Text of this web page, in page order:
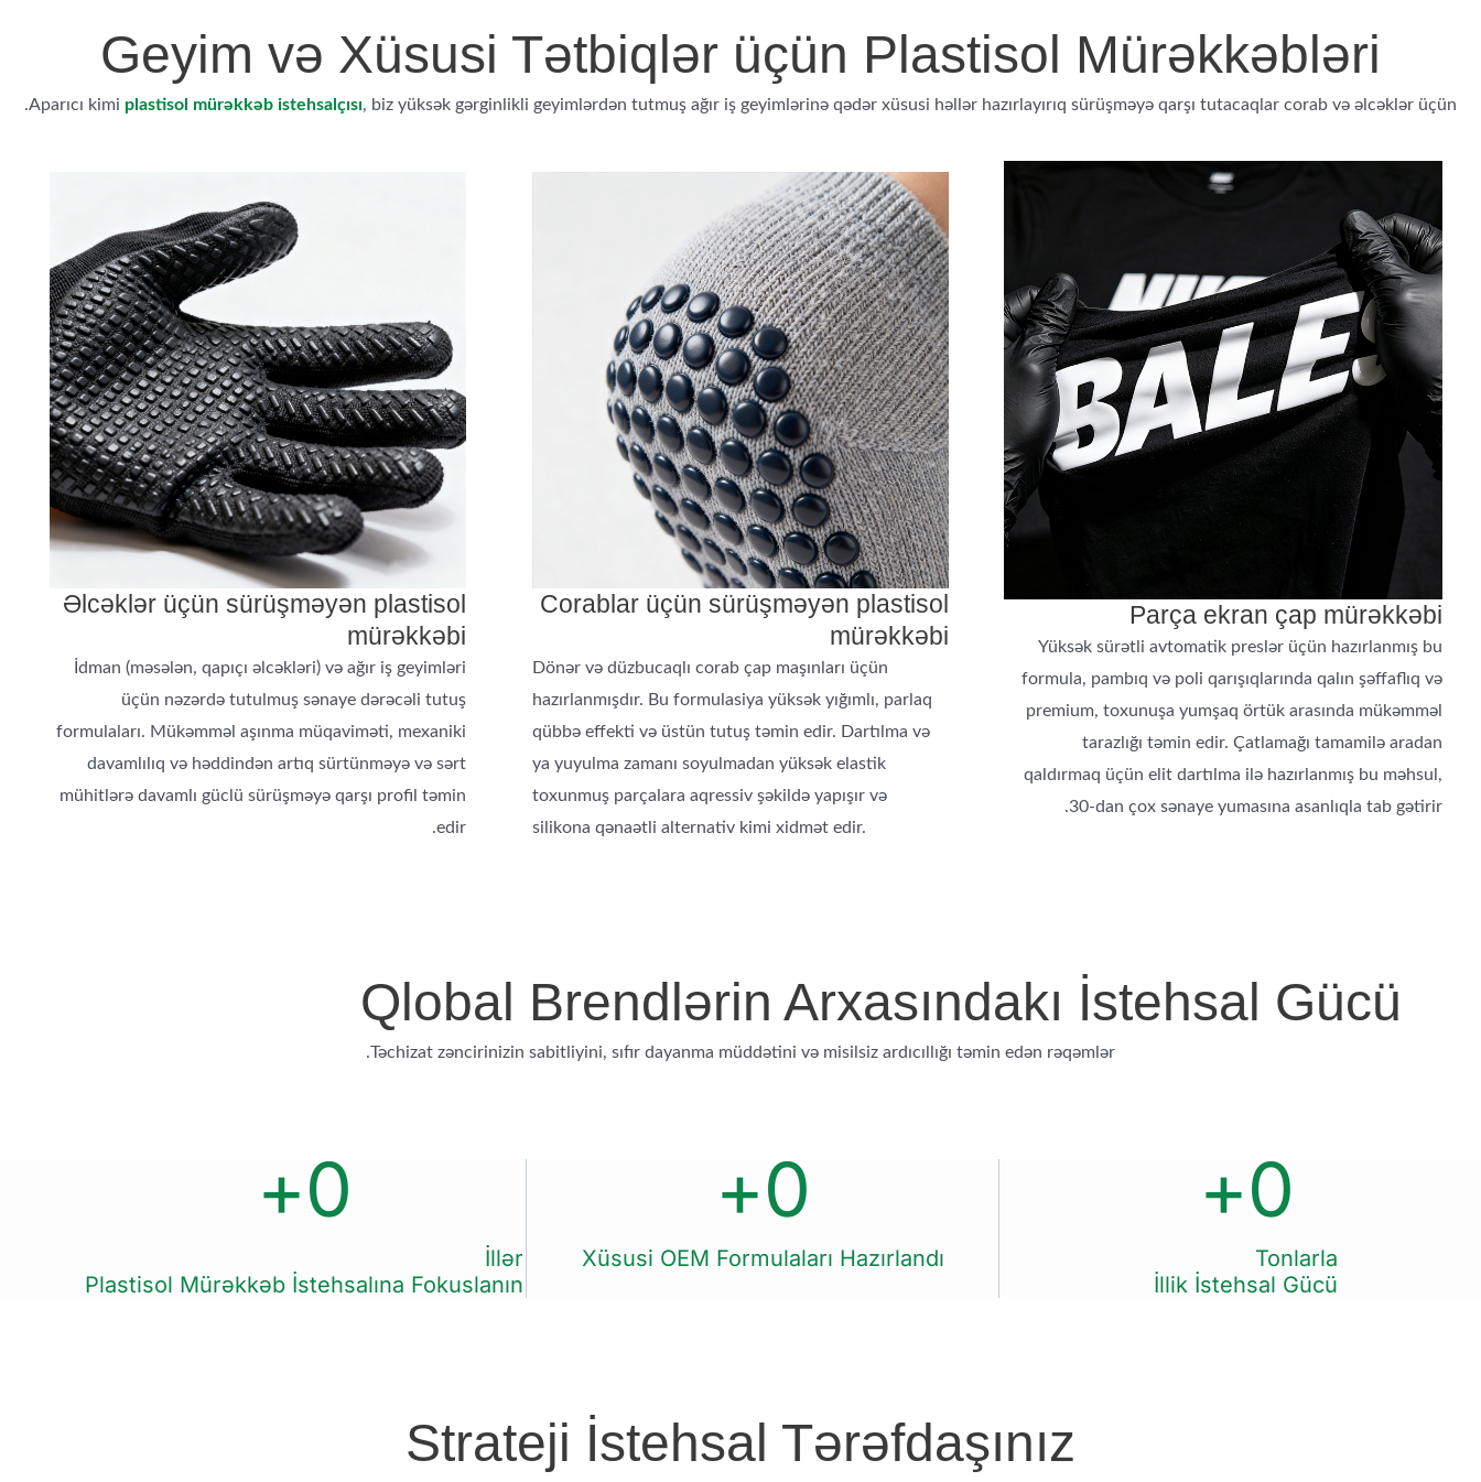
Geyim və Xüsusi Tətbiqlər üçün Plastisol Mürəkkəbləri
Aparıcı kimi plastisol mürəkkəb istehsalçısı, biz yüksək gərginlikli geyimlərdən tutmuş ağır iş geyimlərinə qədər xüsusi həllər hazırlayırıq sürüşməyə qarşı tutacaqlar corab və əlcəklər üçün.
Parça ekran çap mürəkkəbi
Yüksək sürətli avtomatik preslər üçün hazırlanmış bu
formula, pambıq və poli qarışıqlarında qalın şəffaflıq və
premium, toxunuşa yumşaq örtük arasında mükəmməl
tarazlığı təmin edir. Çatlamağı tamamilə aradan
qaldırmaq üçün elit dartılma ilə hazırlanmış bu məhsul,
30-dan çox sənaye yumasına asanlıqla tab gətirir.
Corablar üçün sürüşməyən plastisol
mürəkkəbi
Dönər və düzbucaqlı corab çap maşınları üçün
hazırlanmışdır. Bu formulasiya yüksək yığımlı, parlaq
qübbə effekti və üstün tutuş təmin edir. Dartılma və
ya yuyulma zamanı soyulmadan yüksək elastik
toxunmuş parçalara aqressiv şəkildə yapışır və
silikona qənaətli alternativ kimi xidmət edir.
Əlcəklər üçün sürüşməyən plastisol
mürəkkəbi
İdman (məsələn, qapıçı əlcəkləri) və ağır iş geyimləri
üçün nəzərdə tutulmuş sənaye dərəcəli tutuş
formulaları. Mükəmməl aşınma müqaviməti, mexaniki
davamlılıq və həddindən artıq sürtünməyə və sərt
mühitlərə davamlı güclü sürüşməyə qarşı profil təmin
edir.
Qlobal Brendlərin Arxasındakı İstehsal Gücü
Təchizat zəncirinizin sabitliyini, sıfır dayanma müddətini və misilsiz ardıcıllığı təmin edən rəqəmlər.
Tonlarla
İllik İstehsal Gücü
0
+
Xüsusi OEM Formulaları Hazırlandı
0
+
İllər
Plastisol Mürəkkəb İstehsalına Fokuslanın
0
+
Strateji İstehsal Tərəfdaşınız